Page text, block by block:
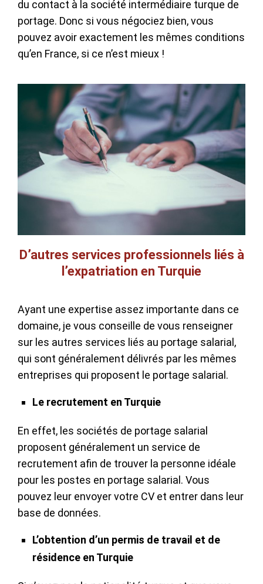
du contact à la société intermédiaire turque de
portage. Donc si vous négociez bien, vous
pouvez avoir exactement les mêmes conditions
qu’en France, si ce n’est mieux !
D’autres services professionnels liés à
l’expatriation en Turquie
Ayant une expertise assez importante dans ce
domaine, je vous conseille de vous renseigner
sur les autres services liés au portage salarial,
qui sont généralement délivrés par les mêmes
entreprises qui proposent le portage salarial.
Le recrutement en Turquie
En effet, les sociétés de portage salarial
proposent généralement un service de
recrutement afin de trouver la personne idéale
pour les postes en portage salarial. Vous
pouvez leur envoyer votre CV et entrer dans leur
base de données.
L’obtention d’un permis de travail et de
résidence en Turquie